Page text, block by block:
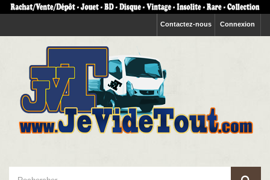
Connexion
Contactez-nous